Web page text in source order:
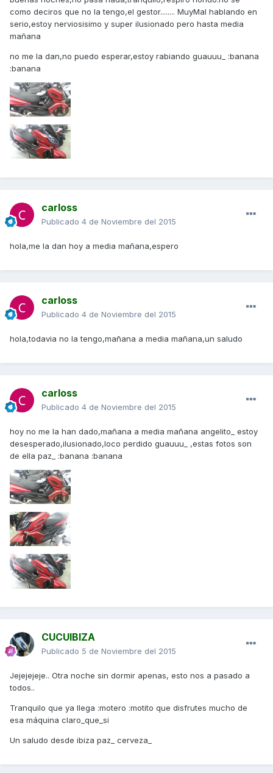
como deciros que no la tengo,el gestor........ MuyMal hablando en
serio,estoy nerviosisimo y super ilusionado pero hasta media
mañana
no me la dan,no puedo esperar,estoy rabiando guauuu_ :banana
:banana
carloss
Publicado 4 de Noviembre del 2015
hola,me la dan hoy a media mañana,espero
carloss
Publicado 4 de Noviembre del 2015
hola,todavia no la tengo,mañana a media mañana,un saludo
carloss
Publicado 4 de Noviembre del 2015
hoy no me la han dado,mañana a media mañana angelito_ estoy
desesperado,ilusionado,loco perdido guauuu_ ,estas fotos son
de ella paz_ :banana :banana
CUCUIBIZA
Publicado 5 de Noviembre del 2015
Jejejejeje.. Otra noche sin dormir apenas, esto nos a pasado a
todos..
Tranquilo que ya llega :motero :motito que disfrutes mucho de
esa máquina claro_que_si
Un saludo desde ibiza paz_ cerveza_